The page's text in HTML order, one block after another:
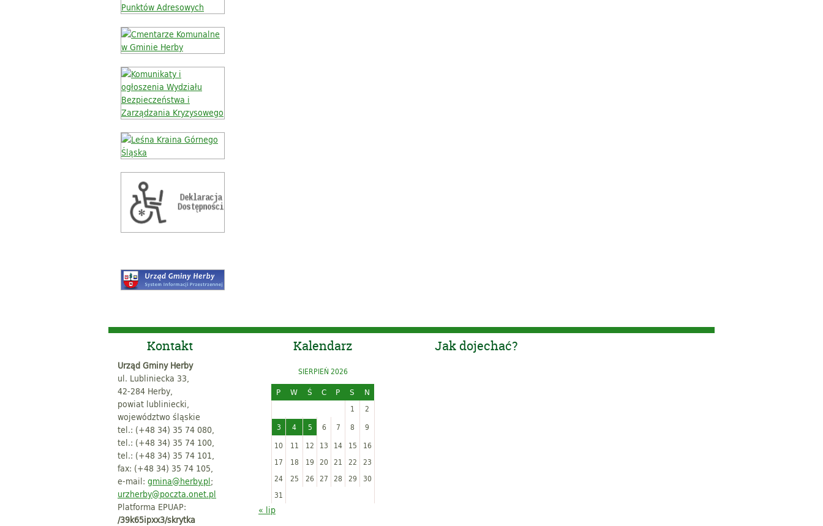
Kontakt
Urząd Gminy Herby
ul. Lubliniecka 33,
42-284 Herby,
powiat lubliniecki,
województwo śląskie
tel.: (+48 34) 35 74 080,
tel.: (+48 34) 35 74 100,
tel.: (+48 34) 35 74 101,
fax: (+48 34) 35 74 105,
e-mail: gmina@herby.pl;
urzherby@poczta.onet.pl
Platforma EPUAP:
/39k65ipxx3/skrytka
Kalendarz
SIERPIEŃ 2026
P
W Ś C P S
N
1
2
3
4 5 6 7 8
9
10
11 12 13 14 15
16
17
18 19 20 21 22
23
24
25 26 27 28 29
30
31
« lip
Jak dojechać?